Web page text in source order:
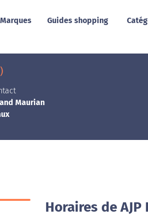
Marques Guides shopping
Maurian
Horaires de